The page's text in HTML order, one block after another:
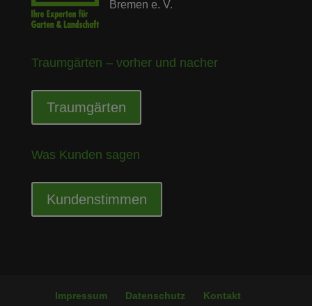
Bremen e. V.
Traumgärten – vorher und nacher
Traumgärten
Was Kunden sagen
Kundenstimmen
Impressum Datenschutz Kontakt